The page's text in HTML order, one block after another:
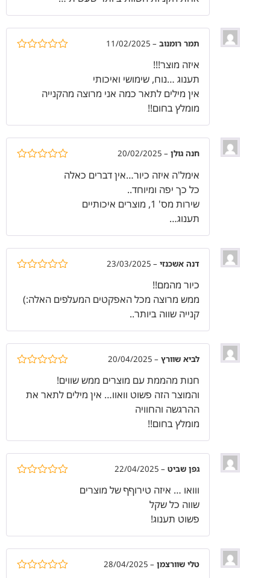
תמר רומנוב –
11/02/2025
איזה מוצר!!!
תענוג …נוח, שימושי ואיכותי
אין מילים לתאר כמה אני מרוצה מהקנייה
מומלץ בחום!!
5
חנה גולן –
20/02/2025
אימל'ה איזה כיור…אין דברים כאלה
כל כך יפה ומיוחד..
שירות מס' 1, מוצרים איכותיים
תענוג…
דנה אשכנזי –
23/03/2025
כיור מהמם!!
ממש מרוצה מכל האפקטים המעלפים האלה:)
קנייה שווה ביותר..
5
לביא שוורץ –
20/04/2025
חנות מהממת עם מוצרים ממש שווים!
והמוצר הזה פשוט וואוו… אין מילים לתאר את
ההרגשה והחוויה
מומלץ בחום!!
גפן שביט –
22/04/2025
ווואו … איזה טירוףף של מוצרים
שווה כל שקל
פשוט תענוג!
טלי שוורצמן –
28/04/2025